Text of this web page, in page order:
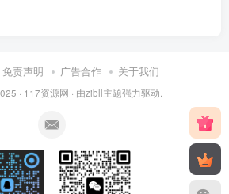
免责声明 广告合作 关于我们
· 117资源网 · 由zibll主题强力驱动.